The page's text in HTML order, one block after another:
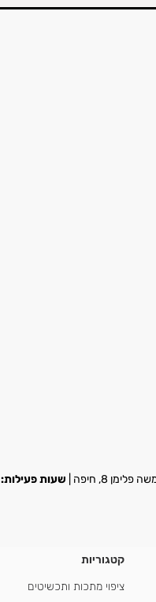
8, חיפה | שעות
קטגוריות
ציפוי מתכות ותכשיטים